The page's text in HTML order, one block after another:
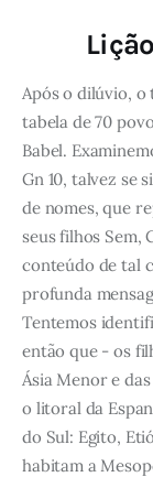
Após o dilúvio, o
tabela de 70
Babel.
Gn 10, talvez se
de nomes, que
seus filhos Sem,
conteúdo de tal
profunda
Tentemos
então que - os
Ásia Menor e
o litoral da
do Sul: Egito,
habitam a